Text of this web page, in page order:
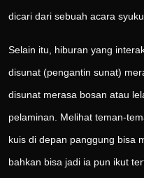
dicari dari sebuah acara
Selain itu, hiburan yang
disunat (pengantin sunat)
disunat merasa bosan atau
pelaminan. Melihat teman-
kuis di depan panggung bisa
bahkan bisa jadi ia pun ikut